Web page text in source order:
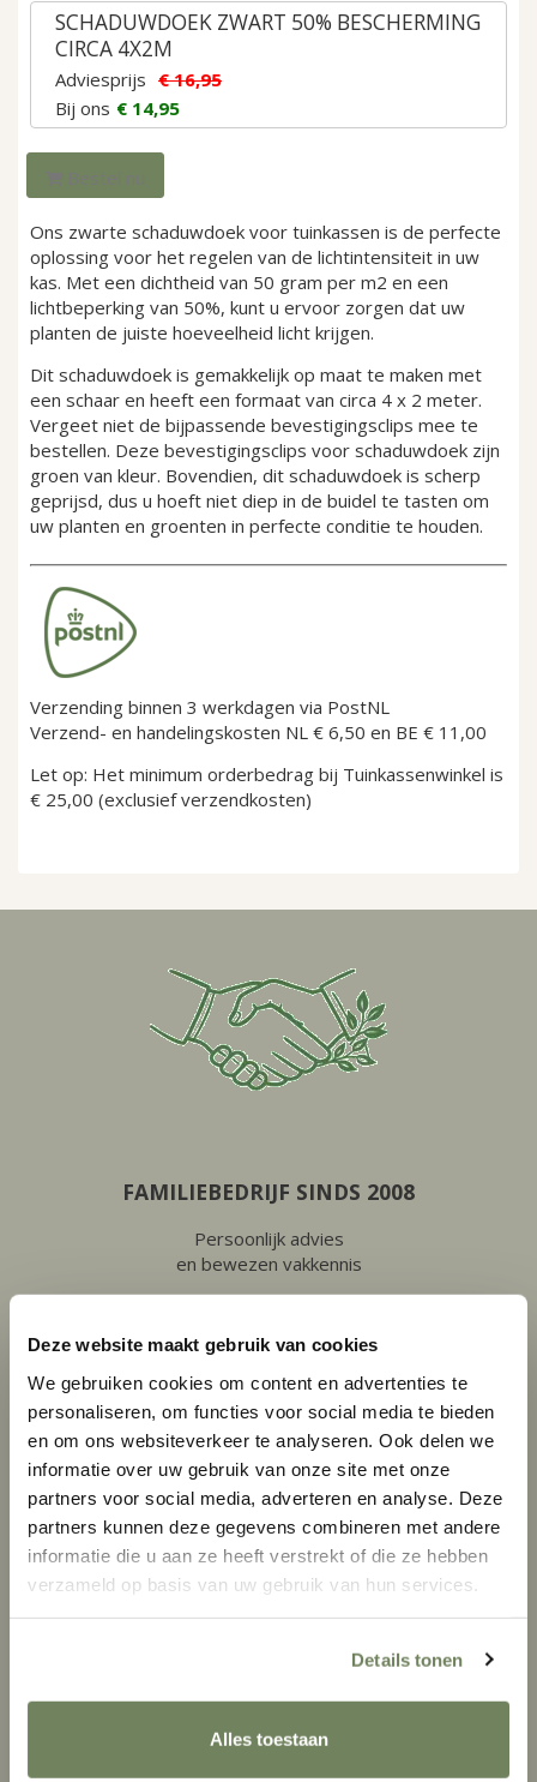
Deze website maakt gebruik van cookies
We gebruiken cookies om content en advertenties te
personaliseren, om functies voor social media te bieden
en om ons websiteverkeer te analyseren. Ook delen we
informatie over uw gebruik van onze site met onze
partners voor social media, adverteren en analyse. Deze
partners kunnen deze gegevens combineren met andere
informatie die u aan ze heeft verstrekt of die ze hebben
verzameld op basis van uw gebruik van hun services.
Details tonen
Alles toestaan
SCHADUWDOEK ZWART 50% BESCHERMING
CIRCA 4X2M
Adviesprijs € 16,95
Bij ons € 14,95
naar
begin
van
Bestel nu
Ons zwarte schaduwdoek voor tuinkassen is de perfecte
oplossing voor het regelen van de lichtintensiteit in uw
kas. Met een dichtheid van 50 gram per m2 en een
lichtbeperking van 50%, kunt u ervoor zorgen dat uw
planten de juiste hoeveelheid licht krijgen.
Dit schaduwdoek is gemakkelijk op maat te maken met
een schaar en heeft een formaat van circa 4 x 2 meter.
Vergeet niet de bijpassende bevestigingsclips mee te
bestellen. Deze bevestigingsclips voor schaduwdoek zijn
groen van kleur. Bovendien, dit schaduwdoek is scherp
geprijsd, dus u hoeft niet diep in de buidel te tasten om
uw planten en groenten in perfecte conditie te houden.
Verzending binnen 3 werkdagen via PostNL
Verzend- en handelingskosten NL € 6,50 en BE € 11,00
Let op: Het minimum orderbedrag bij Tuinkassenwinkel is
€ 25,00 (exclusief verzendkosten)
FAMILIEBEDRIJF SINDS 2008
Persoonlijk advies
en bewezen vakkennis
ERVAAR ONZE SHOWROOM
20 mooie tuinkassen opgesteld
Ervaren adviseurs met veel kennis